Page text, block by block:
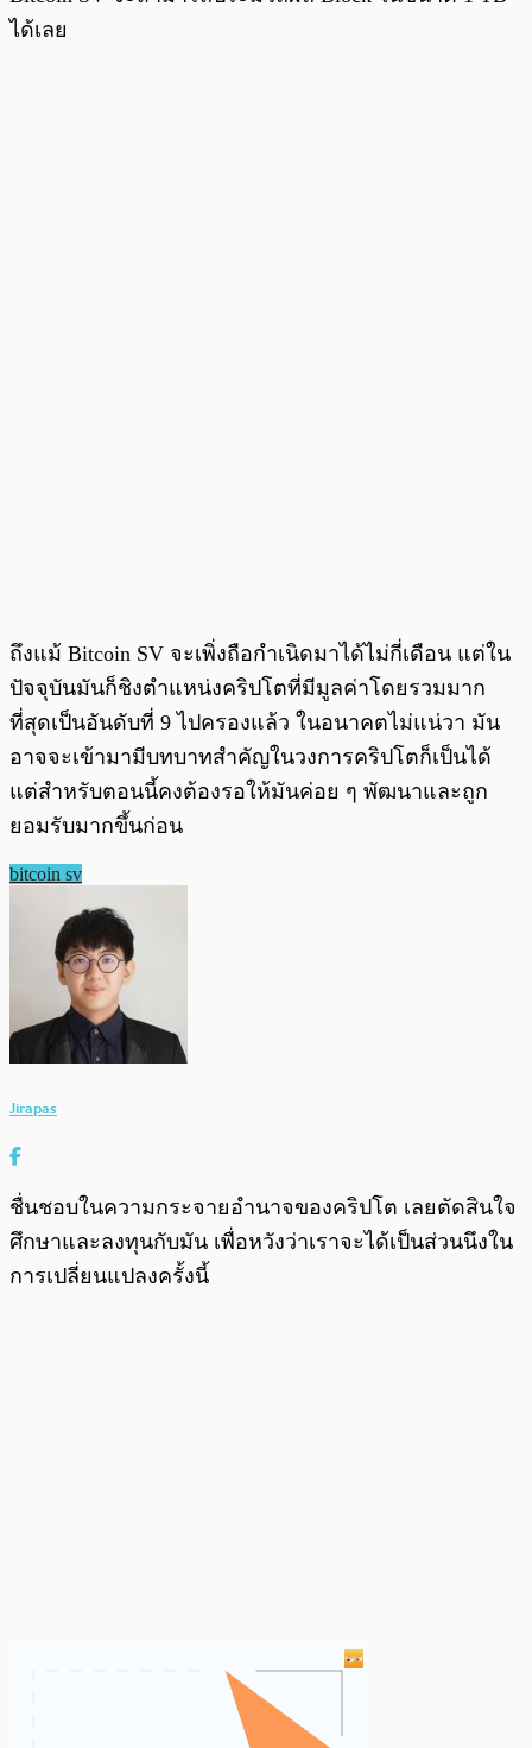
ได้เลย
ถึงแม้ Bitcoin SV จะเพิ่งถือกำเนิดมาได้ไม่กี่เดือน แต่ใน
ปัจจุบันมันก็ชิงตำแหน่งคริปโตที่มีมูลค่าโดยรวมมาก
ที่สุดเป็นอันดับที่ 9 ไปครองแล้ว ในอนาคตไม่แน่วา มัน
อาจจะเข้ามามีบทบาทสำคัญในวงการคริปโตก็เป็นได้
แต่สำหรับตอนนี้คงต้องรอให้มันค่อย ๆ พัฒนาและถูก
ยอมรับมากขึ้นก่อน
bitcoin sv
Jirapas
ชื่นชอบในความกระจายอำนาจของคริปโต เลยตัดสินใจ
ศึกษาและลงทุนกับมัน เพื่อหวังว่าเราจะได้เป็นส่วนนึงใน
การเปลี่ยนแปลงครั้งนี้